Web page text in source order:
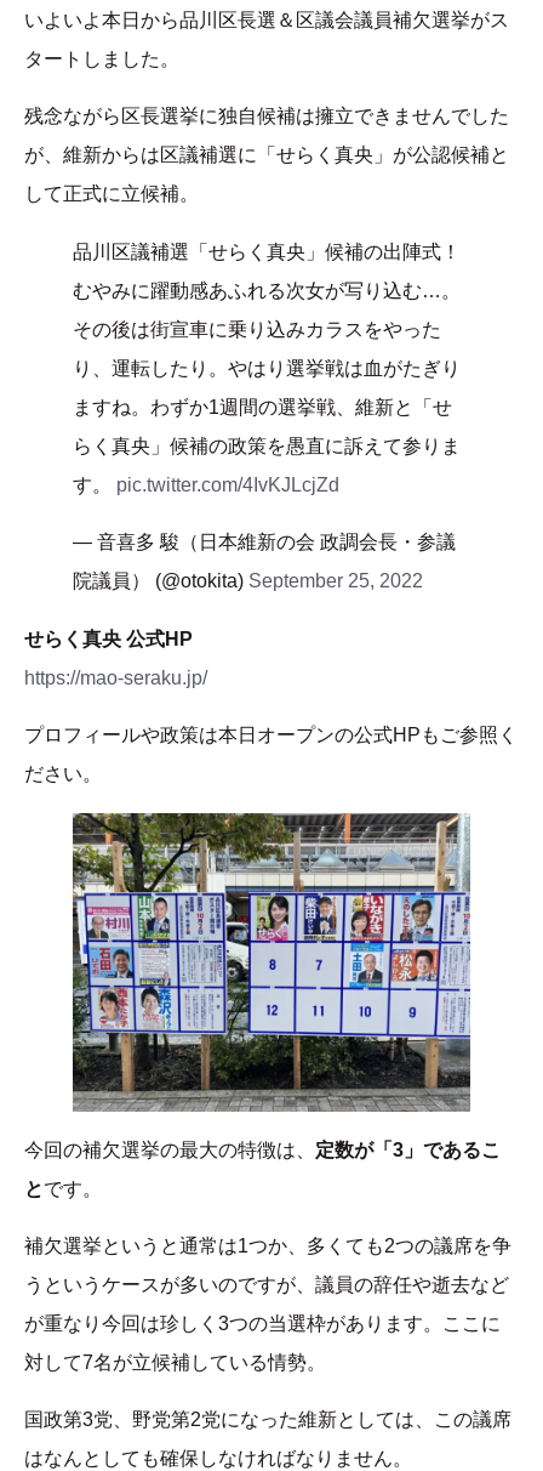
いよいよ本日から品川区長選＆区議会議員補欠選挙がス
タートしました。
残念ながら区長選挙に独自候補は擁立できませんでした
が、維新からは区議補選に「せらく真央」が公認候補と
して正式に立候補。
品川区議補選「せらく真央」候補の出陣式！
むやみに躍動感あふれる次女が写り込む…。
その後は街宣車に乗り込みカラスをやった
り、運転したり。やはり選挙戦は血がたぎり
ますね。わずか1週間の選挙戦、維新と「せ
らく真央」候補の政策を愚直に訴えて参りま
す。 pic.twitter.com/4IvKJLcjZd
— 音喜多 駿（日本維新の会 政調会長・参議
院議員） (@otokita) September 25, 2022
せらく真央 公式HP
https://mao-seraku.jp/
プロフィールや政策は本日オープンの公式HPもご参照く
ださい。
今回の補欠選挙の最大の特徴は、 定数が「3」であるこ
とです。
補欠選挙というと通常は1つか、多くても2つの議席を争
うというケースが多いのですが、議員の辞任や逝去など
が重なり今回は珍しく3つの当選枠があります。ここに
対して7名が立候補している情勢。
国政第3党、野党第2党になった維新としては、この議席
はなんとしても確保しなければなりません。